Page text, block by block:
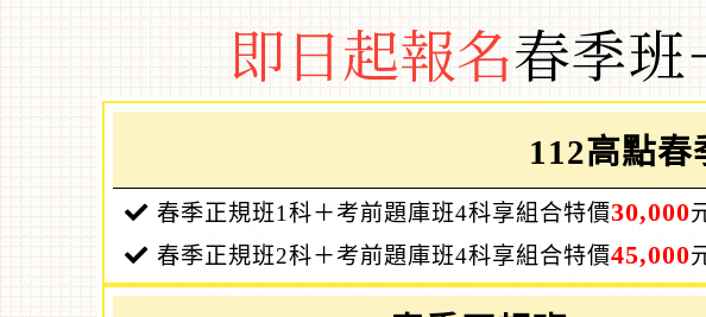
即日起報名春季班
112高點春
春季正規班1科＋考前題庫班4科享組合特價30,000
春季正規班2科＋考前題庫班4科享組合特價45,000